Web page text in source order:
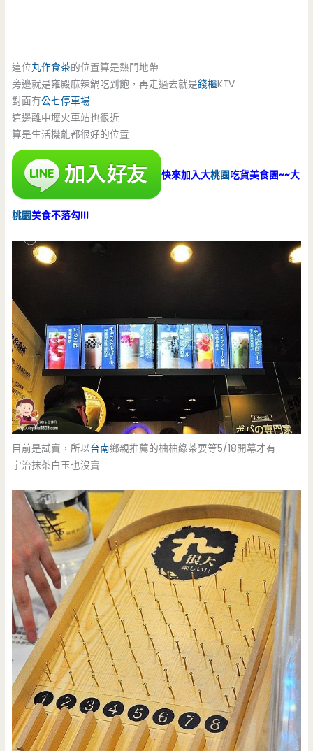
這位丸作食茶的位置算是熱門地帶
旁邊就是雍殿麻辣鍋吃到飽，再走過去就是錢櫃KTV
對面有公七停車場
這邊離中壢火車站也很近
算是生活機能都很好的位置
快來加入大桃園吃貨美食團~~大
桃園美食不落勾!!!
目前是試賣，所以台南鄉親推薦的柚柚綠茶要等5/18開幕才有
宇治抹茶白玉也沒賣